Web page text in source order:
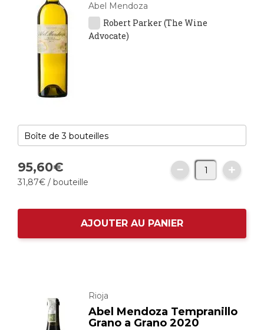
Abel Mendoza
Robert Parker (The Wine
Advocate)
95,60€
31,87€ / bouteille
AJOUTER AU PANIER
Rioja
Abel Mendoza Tempranillo
Grano a Grano 2020